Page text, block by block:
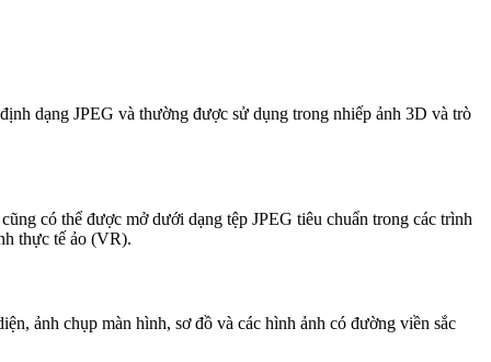
dạng JPEG và thường được sử dụng trong nhiếp ảnh 3D và trò
có thể được mở dưới dạng tệp JPEG tiêu chuẩn trong các trình
thực tế ảo (VR).
ảnh chụp màn hình, sơ đồ và các hình ảnh có đường viền sắc